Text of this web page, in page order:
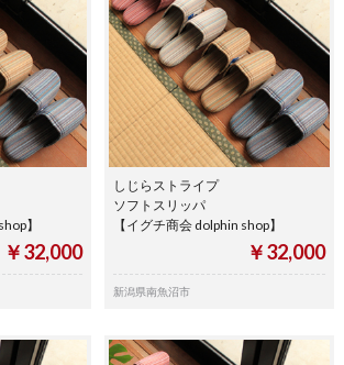
】
￥32,000
しじらストライプ
ソフトスリッパ
【イグチ商会 dolphin shop】
￥32,000
新潟県南魚沼市